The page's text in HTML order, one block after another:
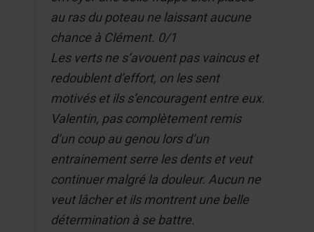
au ras du poteau ne laissant aucune
chance à Clément. 0/1
Les verts ne s’avouent pas vaincus et
redoublent d’effort, on les sent
motivés et ils s’encouragent entre eux.
Valentin, pas complètement remis
d’un coup au genou lors d’un
entrainement serre les dents et veut
continuer malgré la douleur. Aucun ne
veut lâcher et ils montrent une belle
détermination à se battre.